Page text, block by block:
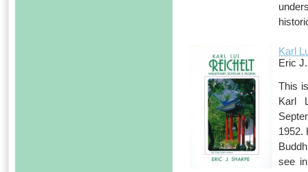
Karl
Eric
This
Karl
1952.
see